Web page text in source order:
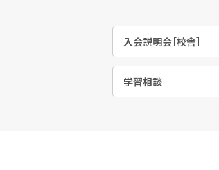
入会説明会［校舎］
学習相談